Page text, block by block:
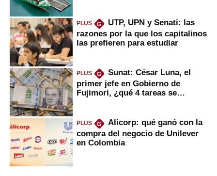
PLUS G
UTP, UPN y Senati: las
razones por la que los capitalinos
las prefieren para estudiar
PLUS G
Sunat: César Luna, el
primer jefe en Gobierno de
Fujimori, ¿qué 4 tareas se
PLUS G
Alicorp: qué ganó con la
compra del negocio de Unilever
en Colombia